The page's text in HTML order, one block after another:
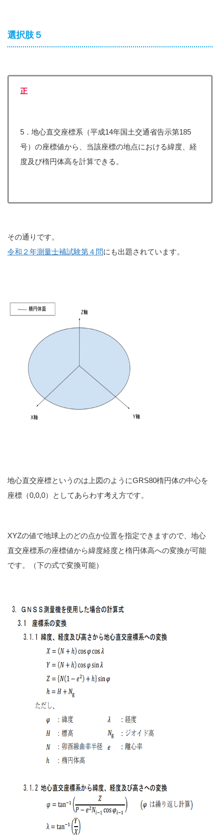
選択肢５
正
5．地心直交座標系（平成14年国土交通省告示第185
号）の座標値から、当該座標の地点における緯度、経
度及び楕円体高を計算できる。
その通りです。
令和２年測量士補試験第４問にも出題されています。
地心直交座標というのは上図のようにGRS80楕円体の中心を
座標（0,0,0）としてあらわす考え方です。
XYZの値で地球上のどの点か位置を指定できますので、地心
直交座標系の座標値から緯度経度と楕円体高への変換が可能
です。（下の式で変換可能）